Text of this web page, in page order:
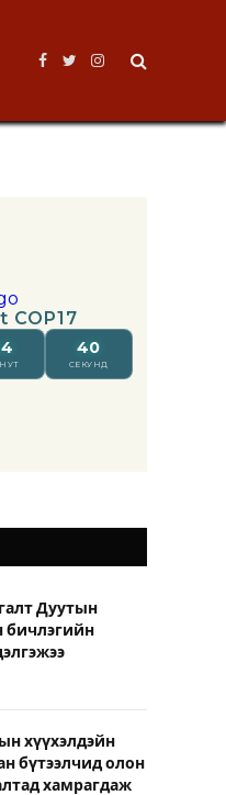
Facebook
TwitterInstagram
Дуутын
бичлэгийн
хүүхэлдэйн
бүтээлчид олон
хамрагдаж